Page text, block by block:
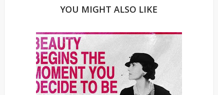
YOU MIGHT ALSO LIKE